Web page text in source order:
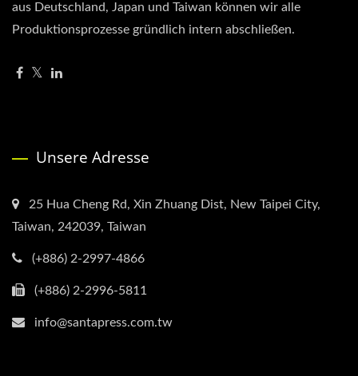
aus Deutschland, Japan und Taiwan können wir alle
Produktionsprozesse gründlich intern abschließen.
Unsere Adresse
25 Hua Cheng Rd, Xin Zhuang Dist, New Taipei City,
Taiwan, 242039, Taiwan
(+886) 2-2997-4866
(+886) 2-2996-5811
info@santapress.com.tw